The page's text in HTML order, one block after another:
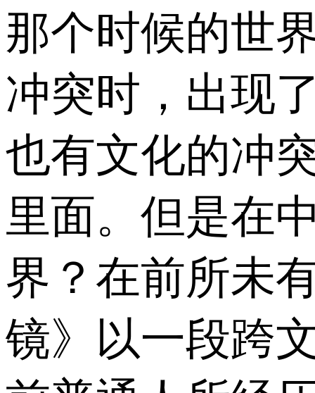
那个时候的世
冲突时，出现
也有文化的冲
里面。但是在
界？在前所未
镜》以一段跨